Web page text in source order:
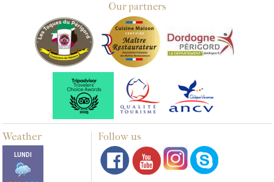
Our partners
Weather Follow us